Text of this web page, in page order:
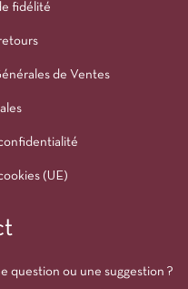
fidélité
de Ventes
(UE)
question ou une suggestion ?